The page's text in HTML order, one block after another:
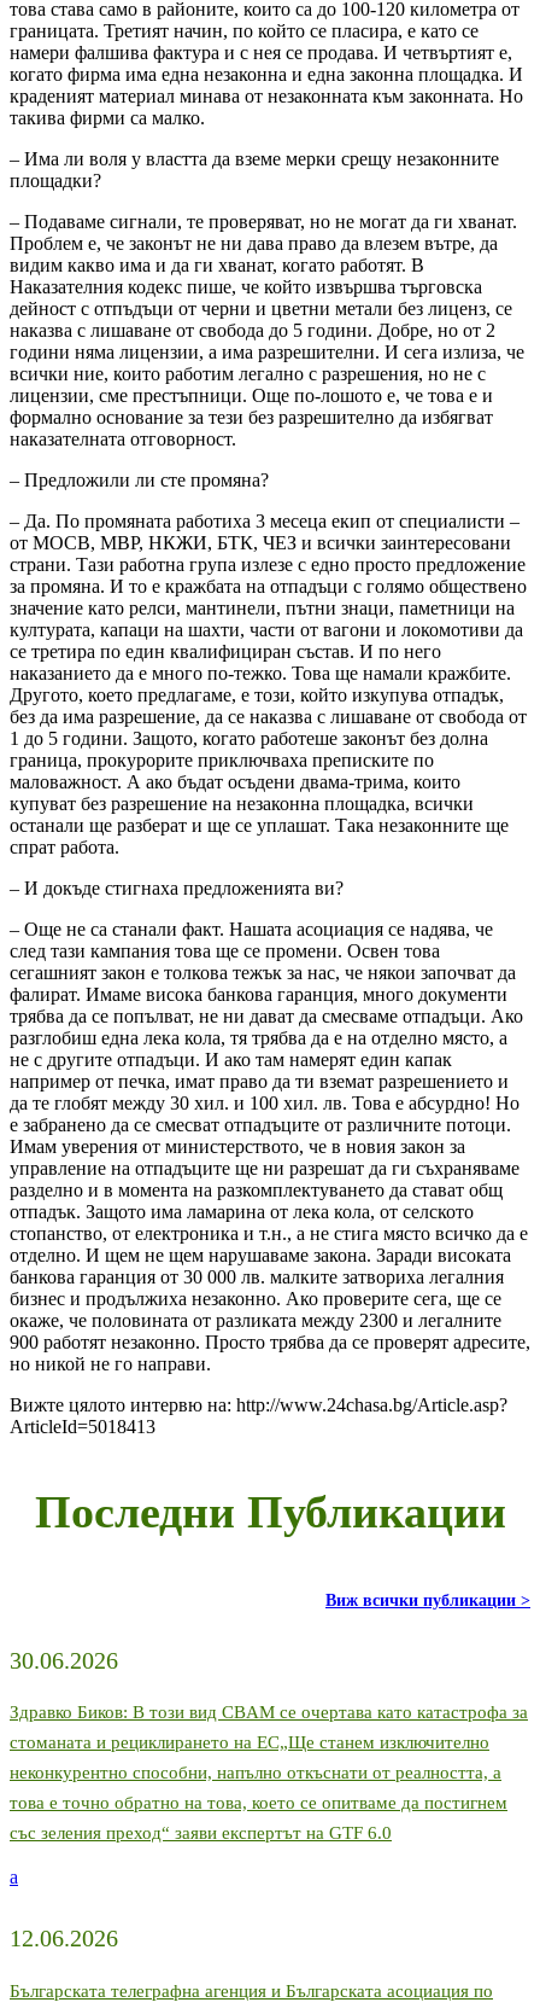
това става само в районите, които са до 100-120 километра от
границата. Третият начин, по който се пласира, е като се
намери фалшива фактура и с нея се продава. И четвъртият е,
когато фирма има една незаконна и една законна площадка. И
краденият материал минава от незаконната към законната. Но
такива фирми са малко.
– Има ли воля у властта да вземе мерки срещу незаконните
площадки?
– Подаваме сигнали, те проверяват, но не могат да ги хванат.
Проблем е, че законът не ни дава право да влезем вътре, да
видим какво има и да ги хванат, когато работят. В
Наказателния кодекс пише, че който извършва търговска
дейност с отпъдъци от черни и цветни метали без лиценз, се
наказва с лишаване от свобода до 5 години. Добре, но от 2
години няма лицензии, а има разрешителни. И сега излиза, че
всички ние, които работим легално с разрешения, но не с
лицензии, сме престъпници. Още по-лошото е, че това е и
формално основание за тези без разрешително да избягват
наказателната отговорност.
– Предложили ли сте промяна?
– Да. По промяната работиха 3 месеца екип от специалисти –
от МОСВ, МВР, НКЖИ, БТК, ЧЕЗ и всички заинтересовани
страни. Тази работна група излезе с едно просто предложение
за промяна. И то е кражбата на отпадъци с голямо обществено
значение като релси, мантинели, пътни знаци, паметници на
културата, капаци на шахти, части от вагони и локомотиви да
се третира по един квалифициран състав. И по него
наказанието да е много по-тежко. Това ще намали кражбите.
Другото, което предлагаме, е този, който изкупува отпадък,
без да има разрешение, да се наказва с лишаване от свобода от
1 до 5 години. Защото, когато работеше законът без долна
граница, прокурорите приключваха преписките по
маловажност. А ако бъдат осъдени двама-трима, които
купуват без разрешение на незаконна площадка, всички
останали ще разберат и ще се уплашат. Така незаконните ще
спрат работа.
– И докъде стигнаха предложенията ви?
– Още не са станали факт. Нашата асоциация се надява, че
след тази кампания това ще се промени. Освен това
сегашният закон е толкова тежък за нас, че някои започват да
фалират. Имаме висока банкова гаранция, много документи
трябва да се попълват, не ни дават да смесваме отпадъци. Ако
разглобиш една лека кола, тя трябва да е на отделно място, а
не с другите отпадъци. И ако там намерят един капак
например от печка, имат право да ти вземат разрешението и
да те глобят между 30 хил. и 100 хил. лв. Това е абсурдно! Но
е забранено да се смесват отпадъците от различните потоци.
Имам уверения от министерството, че в новия закон за
управление на отпадъците ще ни разрешат да ги съхраняваме
разделно и в момента на разкомплектуването да стават общ
отпадък. Защото има ламарина от лека кола, от селското
стопанство, от електроника и т.н., а не стига място всичко да е
отделно. И щем не щем нарушаваме закона. Заради високата
банкова гаранция от 30 000 лв. малките затвориха легалния
бизнес и продължиха незаконно. Ако проверите сега, ще се
окаже, че половината от разликата между 2300 и легалните
900 работят незаконно. Просто трябва да се проверят адресите,
но никой не го направи.
Вижте цялото интервю на: http://www.24chasa.bg/Article.asp?
ArticleId=5018413
Последни Публикации
Виж всички публикации >
30.06.2026
Здравко Биков: В този вид CBAM се очертава като катастрофа за
стоманата и рециклирането на ЕС„Ще станем изключително
неконкурентно способни, напълно откъснати от реалността, а
това е точно обратно на това, което се опитваме да постигнем
със зеления преход“ заяви експертът на GTF 6.0
a
12.06.2026
Българската телеграфна агенция и Българската асоциация по